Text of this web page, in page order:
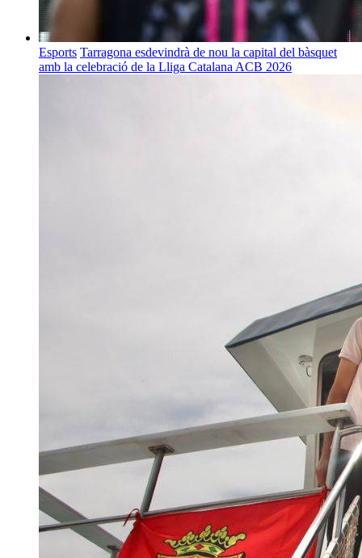
Esports Tarragona esdevindrà de nou la capital del bàsquet
amb la celebració de la Lliga Catalana ACB 2026